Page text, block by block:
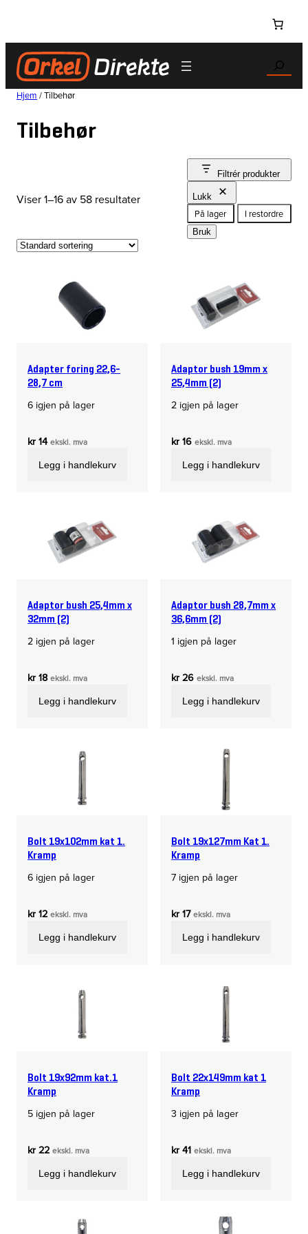
innhold
Search
Hjem / Tilbehør
Tilbehør
Viser 1–16 av 58 resultater
Filtrér produkter
Lukk
Status
På lager I restordre
Bruk
Adapter foring 22,6-
28,7 cm
6 igjen på lager
kr14 ekskl. mva
Legg i handlekurv
Adaptor bush 19mm x
25,4mm (2)
2 igjen på lager
kr16 ekskl. mva
Legg i handlekurv
Adaptor bush 25,4mm x
32mm (2)
2 igjen på lager
kr18 ekskl. mva
Legg i handlekurv
Adaptor bush 28,7mm x
36,6mm (2)
1 igjen på lager
kr26 ekskl. mva
Legg i handlekurv
Bolt 19x102mm kat 1.
Kramp
6 igjen på lager
kr12 ekskl. mva
Legg i handlekurv
Bolt 19x127mm Kat 1.
Kramp
7 igjen på lager
kr17 ekskl. mva
Legg i handlekurv
Bolt 19x92mm kat.1
Kramp
5 igjen på lager
kr22 ekskl. mva
Legg i handlekurv
Bolt 22x149mm kat 1
Kramp
3 igjen på lager
kr41 ekskl. mva
Legg i handlekurv